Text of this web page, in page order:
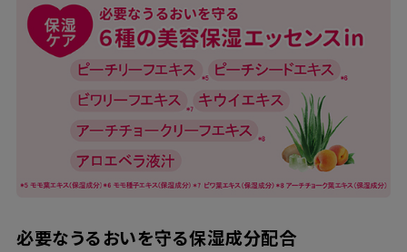
必要なうるおいを守る保湿成分配合